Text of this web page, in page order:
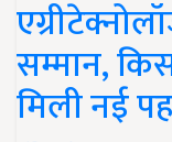
सम्मान,
मिली नई